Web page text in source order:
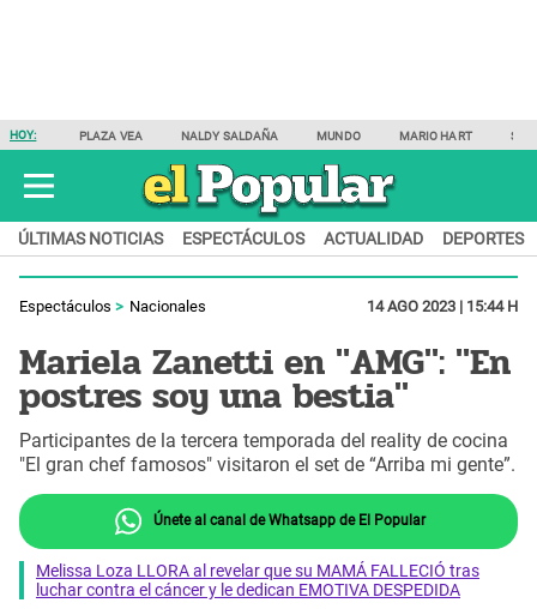
HOY: PLAZA VEA NALDY SALDAÑA MUNDO MARIO HART
ÚLTIMAS NOTICIAS ESPECTÁCULOS ACTUALIDAD DEPORTES
Espectáculos Nacionales 14 AGO 2023 | 15:44 H
Mariela Zanetti en "AMG": "En
postres soy una bestia"
Participantes de la tercera temporada del reality de cocina
"El gran chef famosos" visitaron el set de “Arriba mi gente”.
Únete al canal de Whatsapp de El Popular
Melissa Loza LLORA al revelar que su MAMÁ FALLECIÓ tras
luchar contra el cáncer y le dedican EMOTIVA DESPEDIDA